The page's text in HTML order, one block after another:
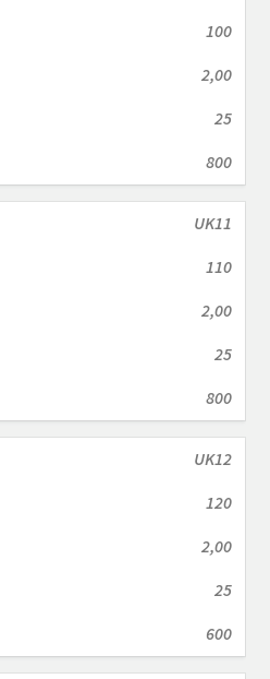
100
2,00
25
800
UK11
110
2,00
25
800
UK12
120
2,00
25
600